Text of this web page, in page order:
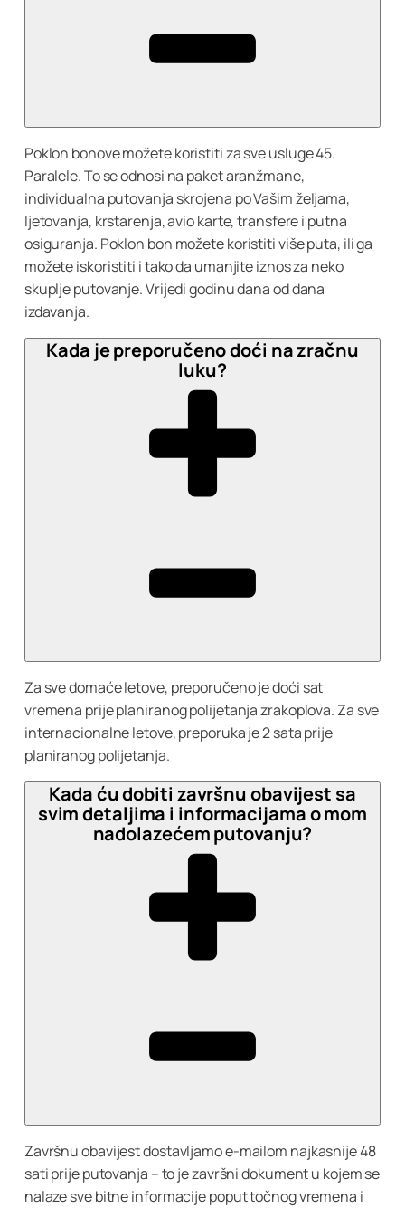
Poklon bonove možete koristiti za sve usluge 45.
Paralele. To se odnosi na paket aranžmane,
individualna putovanja skrojena po Vašim željama,
ljetovanja, krstarenja, avio karte, transfere i putna
osiguranja. Poklon bon možete koristiti više puta, ili ga
možete iskoristiti i tako da umanjite iznos za neko
skuplje putovanje. Vrijedi godinu dana od dana
izdavanja.
Kada je preporučeno doći na zračnu
luku?
Za sve domaće letove, preporučeno je doći sat
vremena prije planiranog polijetanja zrakoplova. Za sve
internacionalne letove, preporuka je 2 sata prije
planiranog polijetanja.
Kada ću dobiti završnu obavijest sa
svim detaljima i informacijama o mom
nadolazećem putovanju?
Završnu obavijest dostavljamo e-mailom najkasnije 48
sati prije putovanja – to je završni dokument u kojem se
nalaze sve bitne informacije poput točnog vremena i